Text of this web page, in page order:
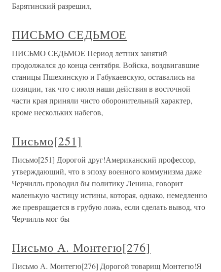
Барятинский разрешил,
ПИСЬМО СЕДЬМОЕ
ПИСЬМО СЕДЬМОЕ Период летних занятий
продолжался до конца сентября. Войска, воздвигавшие
станицы Пшехинскую и Габукаевскую, оставались на
позиции, так что с июля наши действия в восточной
части края приняли чисто оборонительный характер,
кроме нескольких набегов,
Письмо[251]
Письмо[251] Дорогой друг!Американский профессор,
утверждающий, что в эпоху военного коммунизма даже
Черчилль проводил бы политику Ленина, говорит
маленькую частицу истины, которая, однако, немедленно
же превращается в грубую ложь, если сделать вывод, что
Черчилль мог бы
Письмо А. Монтегю[276]
Письмо А. Монтегю[276] Дорогой товарищ Монтегю!Я